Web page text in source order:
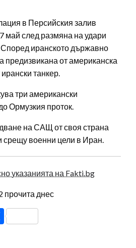
в Персийския залив
май след размяна на удари
иранското държавно
предизвикана от американска
танкер.
три американски
Ормузкия проток.
на САЩ от своя страна
срещу военни цели в Иран.
указанията на Fakti.bg
прочита днес
Share